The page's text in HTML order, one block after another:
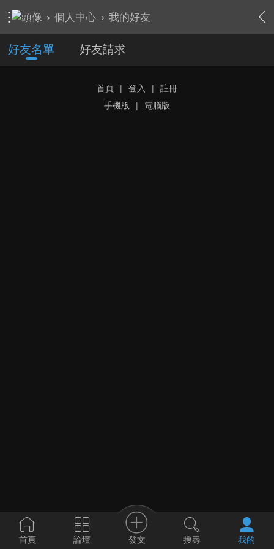
› 個人中心 › 我的好友
好友名單 好友請求
首頁 | 登入 |
註冊
手機版
| 電腦版
首頁 論壇 發文 搜尋 我的